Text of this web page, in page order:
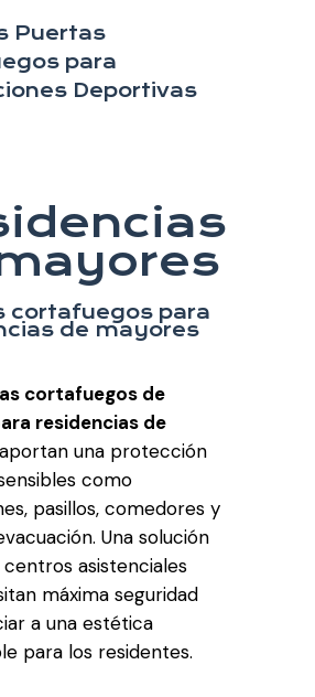
Puertas
para
Deportivas
cortafuegos para
de mayores
cortafuegos de
residencias de
aportan una protección
como
pasillos, comedores y
Una solución
asistenciales
máxima seguridad
a una estética
para los residentes.